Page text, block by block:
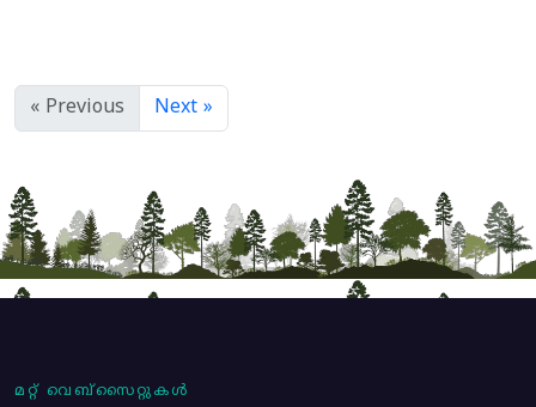
« Previous Next »
മറ്റ് വെബ്സൈറ്റുകൾ